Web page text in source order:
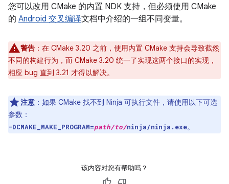
您可以改用 CMake 的内置 NDK 支持，但必须使用 CMake
的 Android 交叉编译文档中介绍的一组不同变量。
警告 ： 在 CMake 3.20 之前，使用内置 CMake 支持会导致截然
不同的构建行为，而 CMake 3.20 统一了实现这两个接口的实现，
相应 bug 直到 3.21 才得以解决。
注意 ：如果 CMake 找不到 Ninja 可执行文件，请使用以下可选
参数：
-DCMAKE_MAKE_PROGRAM=path/to/ninja/ninja.exe。
该内容对您有帮助吗？